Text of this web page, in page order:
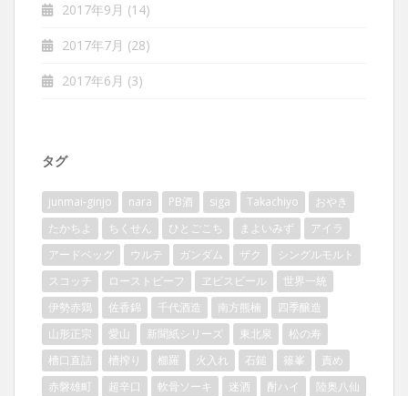
2017年9月 (14)
2017年7月 (28)
2017年6月 (3)
タグ
junmai-ginjo nara PB酒 siga Takachiyo
おやき
たかちよ
ちくせん ひとごこち まよいみず
アイラ
アードベッグ
ウルテ ガンダム ザク
シングルモルト
スコッチ
ローストビーフ ヱビスビール
世界一統
伊勢赤鶏
佐香錦 千代酒造 南方熊楠
四季醸造
山形正宗
愛山 新聞紙シリーズ 東北泉
松の寿
槽口直詰
槽搾り 櫛羅 火入れ 石鎚 篠峯
責め
赤磐雄町
超辛口 軟骨ソーキ 迷酒 酎ハイ
陸奥八仙